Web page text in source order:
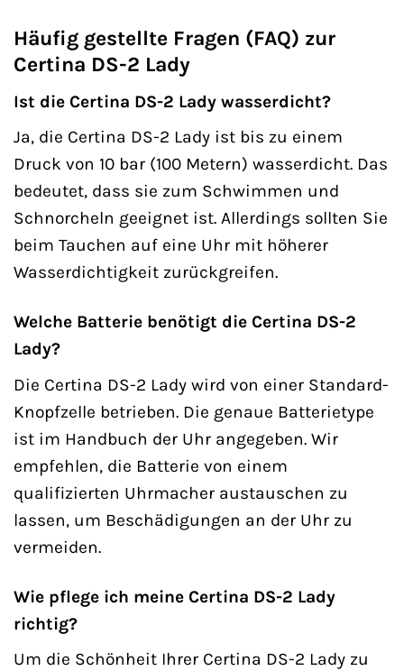
Häufig gestellte Fragen (FAQ) zur
Certina DS-2 Lady
Ist die Certina DS-2 Lady wasserdicht?
Ja, die Certina DS-2 Lady ist bis zu einem
Druck von 10 bar (100 Metern) wasserdicht. Das
bedeutet, dass sie zum Schwimmen und
Schnorcheln geeignet ist. Allerdings sollten Sie
beim Tauchen auf eine Uhr mit höherer
Wasserdichtigkeit zurückgreifen.
Welche Batterie benötigt die Certina DS-2
Lady?
Die Certina DS-2 Lady wird von einer Standard-
Knopfzelle betrieben. Die genaue Batterietype
ist im Handbuch der Uhr angegeben. Wir
empfehlen, die Batterie von einem
qualifizierten Uhrmacher austauschen zu
lassen, um Beschädigungen an der Uhr zu
vermeiden.
Wie pflege ich meine Certina DS-2 Lady
richtig?
Um die Schönheit Ihrer Certina DS-2 Lady zu